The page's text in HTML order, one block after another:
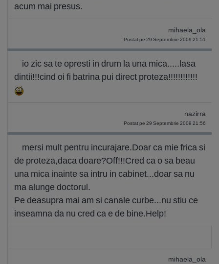
acum mai presus.
mihaela_ola
Postat pe 29 Septembrie 2009 21:51
io zic sa te opresti in drum la una mica.....lasa
dintii!!!cind oi fi batrina pui direct proteza!!!!!!!!!!!!
nazirra
Postat pe 29 Septembrie 2009 21:56
mersi mult pentru incurajare.Doar ca mie frica si
de proteza,daca doare?Off!!!Cred ca o sa beau
una mica inainte sa intru in cabinet...doar sa nu
ma alunge doctorul.
Pe deasupra mai am si canale curbe...nu stiu ce
inseamna da nu cred ca e de bine.Help!
mihaela_ola